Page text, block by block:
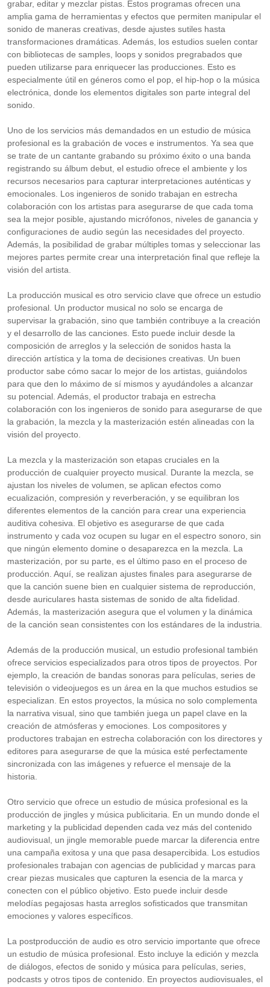
grabar, editar y mezclar pistas. Estos programas ofrecen una
amplia gama de herramientas y efectos que permiten manipular el
sonido de maneras creativas, desde ajustes sutiles hasta
transformaciones dramáticas. Además, los estudios suelen contar
con bibliotecas de samples, loops y sonidos pregrabados que
pueden utilizarse para enriquecer las producciones. Esto es
especialmente útil en géneros como el pop, el hip-hop o la música
electrónica, donde los elementos digitales son parte integral del
sonido.
Uno de los servicios más demandados en un estudio de música
profesional es la grabación de voces e instrumentos. Ya sea que
se trate de un cantante grabando su próximo éxito o una banda
registrando su álbum debut, el estudio ofrece el ambiente y los
recursos necesarios para capturar interpretaciones auténticas y
emocionales. Los ingenieros de sonido trabajan en estrecha
colaboración con los artistas para asegurarse de que cada toma
sea la mejor posible, ajustando micrófonos, niveles de ganancia y
configuraciones de audio según las necesidades del proyecto.
Además, la posibilidad de grabar múltiples tomas y seleccionar las
mejores partes permite crear una interpretación final que refleje la
visión del artista.
La producción musical es otro servicio clave que ofrece un estudio
profesional. Un productor musical no solo se encarga de
supervisar la grabación, sino que también contribuye a la creación
y el desarrollo de las canciones. Esto puede incluir desde la
composición de arreglos y la selección de sonidos hasta la
dirección artística y la toma de decisiones creativas. Un buen
productor sabe cómo sacar lo mejor de los artistas, guiándolos
para que den lo máximo de sí mismos y ayudándoles a alcanzar
su potencial. Además, el productor trabaja en estrecha
colaboración con los ingenieros de sonido para asegurarse de que
la grabación, la mezcla y la masterización estén alineadas con la
visión del proyecto.
La mezcla y la masterización son etapas cruciales en la
producción de cualquier proyecto musical. Durante la mezcla, se
ajustan los niveles de volumen, se aplican efectos como
ecualización, compresión y reverberación, y se equilibran los
diferentes elementos de la canción para crear una experiencia
auditiva cohesiva. El objetivo es asegurarse de que cada
instrumento y cada voz ocupen su lugar en el espectro sonoro, sin
que ningún elemento domine o desaparezca en la mezcla. La
masterización, por su parte, es el último paso en el proceso de
producción. Aquí, se realizan ajustes finales para asegurarse de
que la canción suene bien en cualquier sistema de reproducción,
desde auriculares hasta sistemas de sonido de alta fidelidad.
Además, la masterización asegura que el volumen y la dinámica
de la canción sean consistentes con los estándares de la industria.
Además de la producción musical, un estudio profesional también
ofrece servicios especializados para otros tipos de proyectos. Por
ejemplo, la creación de bandas sonoras para películas, series de
televisión o videojuegos es un área en la que muchos estudios se
especializan. En estos proyectos, la música no solo complementa
la narrativa visual, sino que también juega un papel clave en la
creación de atmósferas y emociones. Los compositores y
productores trabajan en estrecha colaboración con los directores y
editores para asegurarse de que la música esté perfectamente
sincronizada con las imágenes y refuerce el mensaje de la
historia.
Otro servicio que ofrece un estudio de música profesional es la
producción de jingles y música publicitaria. En un mundo donde el
marketing y la publicidad dependen cada vez más del contenido
audiovisual, un jingle memorable puede marcar la diferencia entre
una campaña exitosa y una que pasa desapercibida. Los estudios
profesionales trabajan con agencias de publicidad y marcas para
crear piezas musicales que capturen la esencia de la marca y
conecten con el público objetivo. Esto puede incluir desde
melodías pegajosas hasta arreglos sofisticados que transmitan
emociones y valores específicos.
La postproducción de audio es otro servicio importante que ofrece
un estudio de música profesional. Esto incluye la edición y mezcla
de diálogos, efectos de sonido y música para películas, series,
podcasts y otros tipos de contenido. En proyectos audiovisuales, el